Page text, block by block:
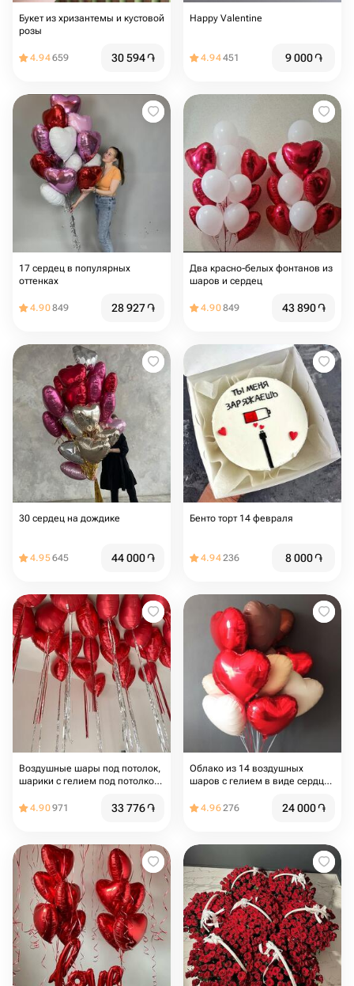
Букет из хризантемы и кустовой
розы
4.94659 30 594֏
Happy Valentine
4.94451 9 000֏
17 сердец в популярных
оттенках
4.90849 28 927֏
Два красно-белых фонтанов из
шаров и сердец
4.90849 43 890֏
30 сердец на дождике
4.95645 44 000֏
Бенто торт 14 февраля
4.94236 8 000֏
Воздушные шары под потолок,
шарики с гелием под потолком
фольгированные сердца 23 шт
4.90971 33 776֏
Облако из 14 воздушных
шаров с гелием в виде сердца
4.96276 24 000֏